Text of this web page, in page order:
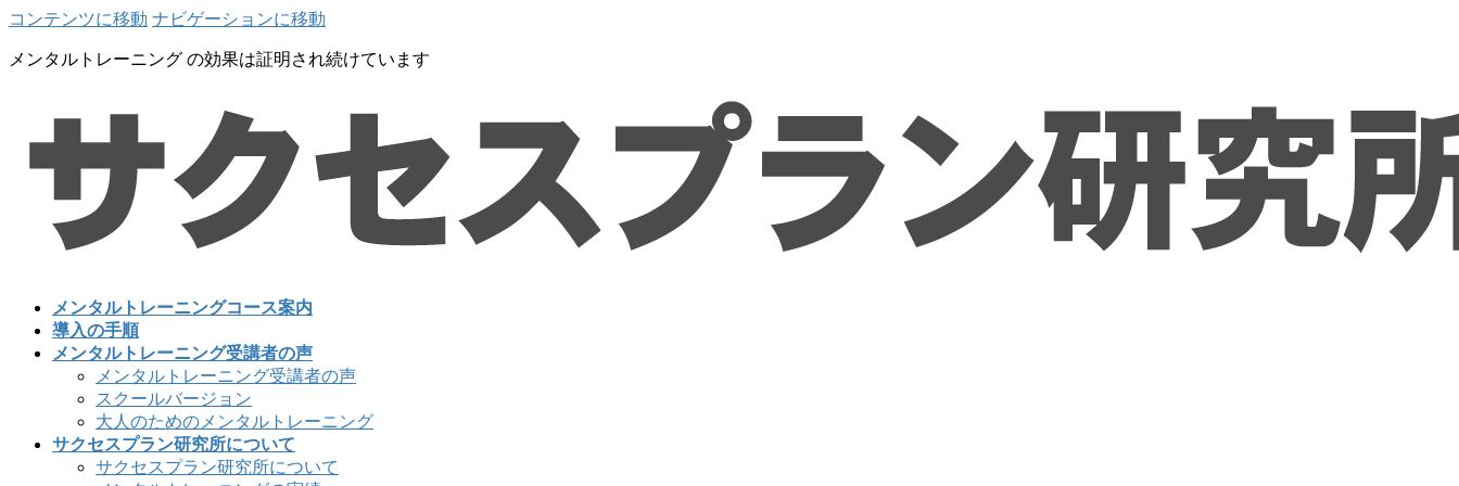
コンテンツに移動 ナビゲーションに移動
メンタルトレーニング の効果は証明され続けています
メンタルトレーニングコース案内
導入の手順
メンタルトレーニング受講者の声
メンタルトレーニング受講者の声
スクールバージョン
大人のためのメンタルトレーニング
サクセスプラン研究所について
サクセスプラン研究所について